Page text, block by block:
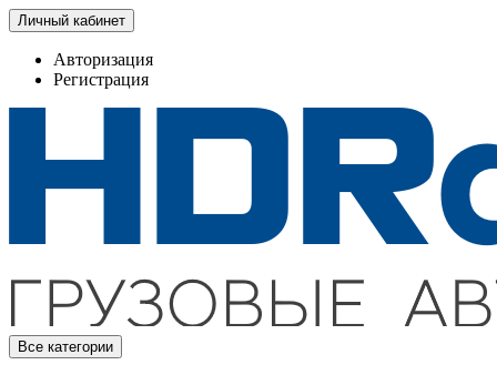
Личный кабинет
Авторизация
Регистрация
Все категории